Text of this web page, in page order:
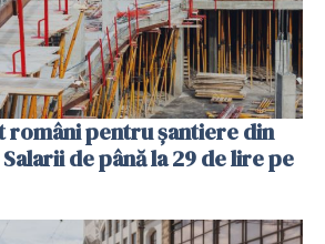
români pentru șantiere din
de până la 29 de lire pe